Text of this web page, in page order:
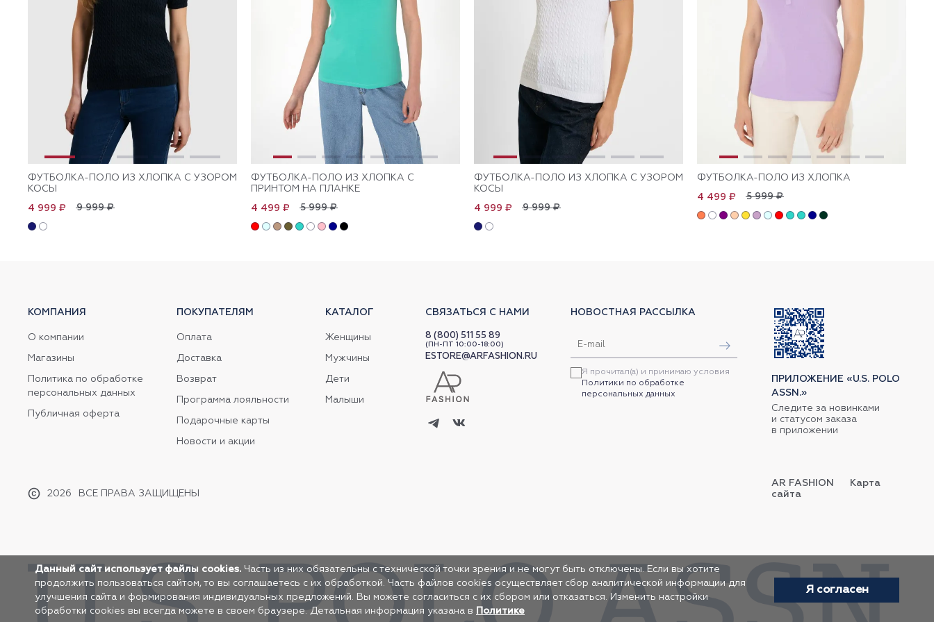
ФУТБОЛКА-ПОЛО ИЗ ХЛОПКА С УЗОРОМ
КОСЫ
9 999 ₽
4 999 ₽
ФУТБОЛКА-ПОЛО ИЗ ХЛОПКА С
ПРИНТОМ НА ПЛАНКЕ
5 999 ₽
4 499 ₽
ФУТБОЛКА-ПОЛО ИЗ ХЛОПКА С УЗОРОМ
КОСЫ
9 999 ₽
4 999 ₽
ФУТБОЛКА-ПОЛО ИЗ ХЛОПКА
5 999 ₽
4 499 ₽
КОМПАНИЯ
О компании
Магазины
Политика по обработке
персональных данных
Публичная оферта
2026 ВСЕ ПРАВА ЗАЩИЩЕНЫ
ПОКУПАТЕЛЯМ
Оплата
Доставка
Возврат
Программа лояльности
Подарочные карты
Новости и акции
КАТАЛОГ
Женщины
Мужчины
Дети
Малыши
СВЯЗАТЬСЯ С НАМИ
8 (800) 511 55 89
(ПН-ПТ 10:00-18:00)
ESTORE@ARFASHION.RU
НОВОСТНАЯ РАССЫЛКА
Я прочитал(а) и принимаю условия
Политики по обработке
персональных данных
ПРИЛОЖЕНИЕ «U.S. POLO
ASSN.»
Следите за новинками
и статусом заказа
в приложении
AR FASHION
Карта
сайта
Данный сайт использует файлы cookies. Часть из них обязательны с технической точки зрения и не могут быть отключены. Если вы хотите
продолжить пользоваться сайтом, то вы соглашаетесь с их обработкой. Часть файлов cookies осуществляет сбор аналитической информации для
улучшения сайта и формирования индивидуальных предложений. Вы можете согласиться с их сбором или отказаться. Изменить настройки
обработки cookies вы всегда можете в своем браузере. Детальная информация указана в Политике
Я согласен